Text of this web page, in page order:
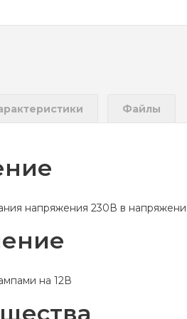
Файлы
напряжения 230В в
на 12В